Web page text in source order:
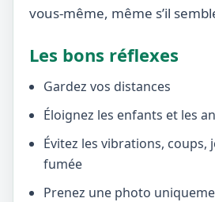
vous-même, même s’il
Les bons réflexes
Gardez vos distances
Éloignez les enfants et les
Évitez les vibrations, coups,
fumée
Prenez une photo